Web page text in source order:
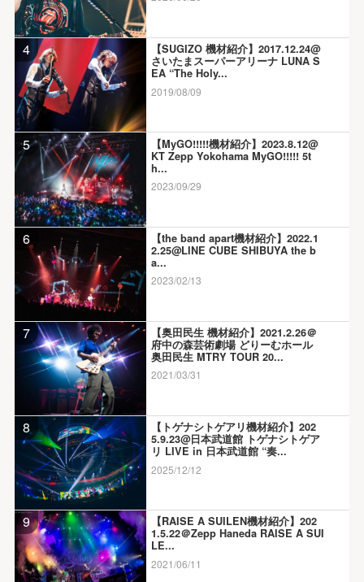
4
【SUGIZO 機材紹介】2017.12.24@
さいたまスーパーアリーナ LUNA S
EA “The Holy...
2019/08/09
5
【MyGO!!!!!機材紹介】2023.8.12@
KT Zepp Yokohama MyGO!!!!! 5t
h...
2023/09/29
6
【the band apart機材紹介】2022.1
2.25@LINE CUBE SHIBUYA the b
a...
2023/02/13
7
【奥田民生 機材紹介】2021.2.26＠
府中の森芸術劇場 どりーむホール
奥田民生 MTRY TOUR 20...
2021/03/31
8
【トゲナシトゲアリ機材紹介】202
5.9.23@日本武道館 トゲナシトゲア
リ LIVE in 日本武道館 “奏...
2025/12/12
9
【RAISE A SUILEN機材紹介】202
1.5.22＠Zepp Haneda RAISE A SUI
LE...
2021/06/11